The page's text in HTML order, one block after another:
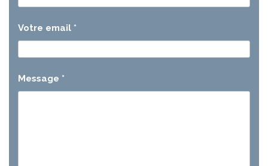
Votre email *
Message *